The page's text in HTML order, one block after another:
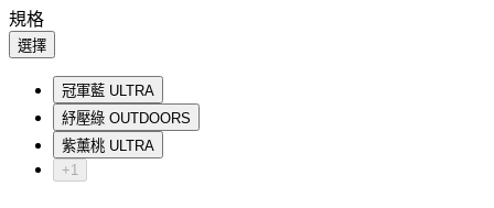
規格
選擇
冠軍藍 ULTRA
紓壓綠 OUTDOORS
紫薰桃 ULTRA
+1